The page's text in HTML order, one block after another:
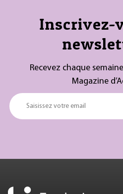
Inscrivez-
Recevez chaque
Magazine
Saisissez votre email